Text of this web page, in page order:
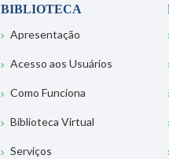
BIBLIOTECA
Apresentação
Acesso aos Usuários
Como Funciona
Biblioteca Virtual
Serviços